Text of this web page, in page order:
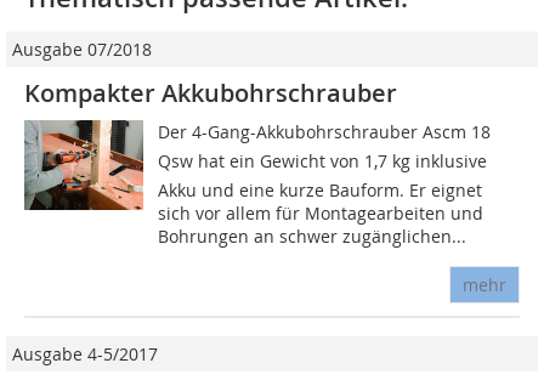
Ausgabe 07/2018
Kompakter Akkubohrschrauber
Der 4-Gang-Akkubohrschrauber Ascm 18
Qsw hat ein Gewicht von 1,7 kg inklusive
Akku und eine kurze Bauform. Er eignet
sich vor allem für Montagearbeiten und
Bohrungen an schwer zugänglichen...
mehr
Ausgabe 4-5/2017